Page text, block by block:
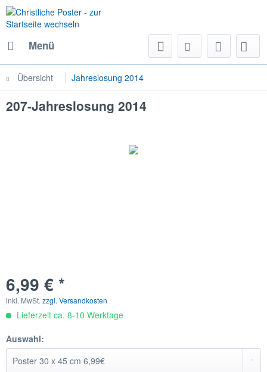
Menü
Übersicht Jahreslosung 2014
207-Jahreslosung 2014
6,99 € *
inkl. MwSt.zzgl. Versandkosten
Lieferzeit ca. 8-10 Werktage
Auswahl: